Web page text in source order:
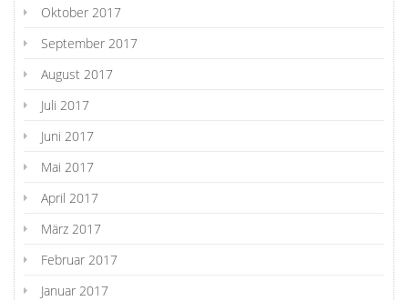
Oktober 2017
September 2017
August 2017
Juli 2017
Juni 2017
Mai 2017
April 2017
März 2017
Februar 2017
Januar 2017